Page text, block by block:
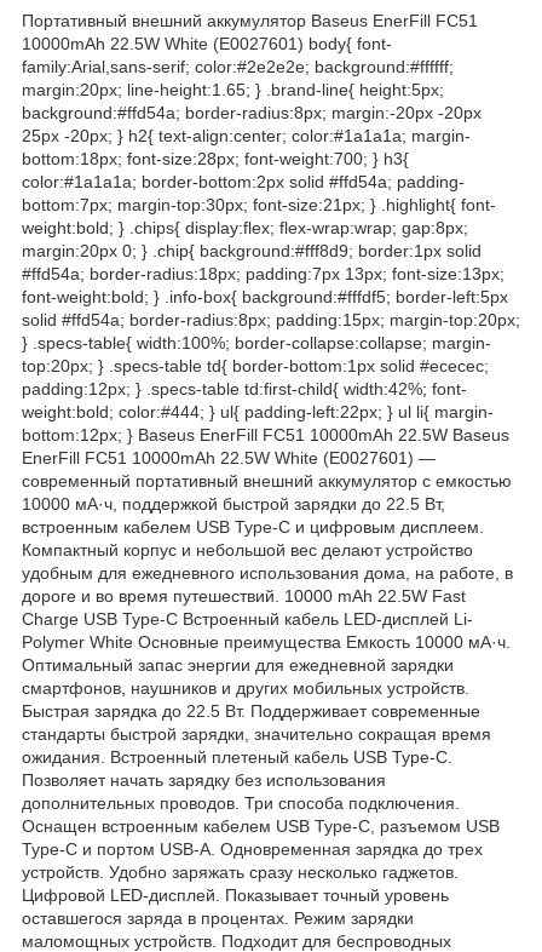
Портативный внешний аккумулятор Baseus EnerFill FC51
10000mAh 22.5W White (E0027601) body{ font-
family:Arial,sans-serif; color:#2e2e2e; background:#ffffff;
margin:20px; line-height:1.65; } .brand-line{ height:5px;
background:#ffd54a; border-radius:8px; margin:-20px -20px
25px -20px; } h2{ text-align:center; color:#1a1a1a; margin-
bottom:18px; font-size:28px; font-weight:700; } h3{
color:#1a1a1a; border-bottom:2px solid #ffd54a; padding-
bottom:7px; margin-top:30px; font-size:21px; } .highlight{ font-
weight:bold; } .chips{ display:flex; flex-wrap:wrap; gap:8px;
margin:20px 0; } .chip{ background:#fff8d9; border:1px solid
#ffd54a; border-radius:18px; padding:7px 13px; font-size:13px;
font-weight:bold; } .info-box{ background:#fffdf5; border-left:5px
solid #ffd54a; border-radius:8px; padding:15px; margin-top:20px;
} .specs-table{ width:100%; border-collapse:collapse; margin-
top:20px; } .specs-table td{ border-bottom:1px solid #ececec;
padding:12px; } .specs-table td:first-child{ width:42%; font-
weight:bold; color:#444; } ul{ padding-left:22px; } ul li{ margin-
bottom:12px; } Baseus EnerFill FC51 10000mAh 22.5W Baseus
EnerFill FC51 10000mAh 22.5W White (E0027601) —
современный портативный внешний аккумулятор с емкостью
10000 мА·ч, поддержкой быстрой зарядки до 22.5 Вт,
встроенным кабелем USB Type-C и цифровым дисплеем.
Компактный корпус и небольшой вес делают устройство
удобным для ежедневного использования дома, на работе, в
дороге и во время путешествий. 10000 mAh 22.5W Fast
Charge USB Type-C Встроенный кабель LED-дисплей Li-
Polymer White Основные преимущества Емкость 10000 мА·ч.
Оптимальный запас энергии для ежедневной зарядки
смартфонов, наушников и других мобильных устройств.
Быстрая зарядка до 22.5 Вт. Поддерживает современные
стандарты быстрой зарядки, значительно сокращая время
ожидания. Встроенный плетеный кабель USB Type-C.
Позволяет начать зарядку без использования
дополнительных проводов. Три способа подключения.
Оснащен встроенным кабелем USB Type-C, разъемом USB
Type-C и портом USB-A. Одновременная зарядка до трех
устройств. Удобно заряжать сразу несколько гаджетов.
Цифровой LED-дисплей. Показывает точный уровень
оставшегося заряда в процентах. Режим зарядки
маломощных устройств. Подходит для беспроводных